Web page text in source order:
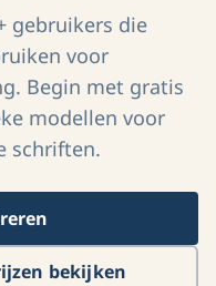
gebruikers die
voor
Begin met gratis
modellen voor
schriften.
bekijken